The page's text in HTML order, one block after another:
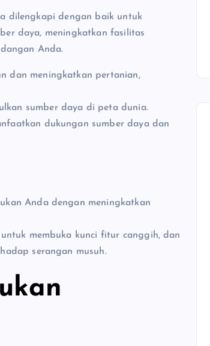
dilengkapi dengan baik untuk
daya, meningkatkan fasilitas
Anda.
dan meningkatkan pertanian,
sumber daya di peta dunia.
dukungan sumber daya dan
Anda dengan meningkatkan
membuka kunci fitur canggih, dan
serangan musuh.